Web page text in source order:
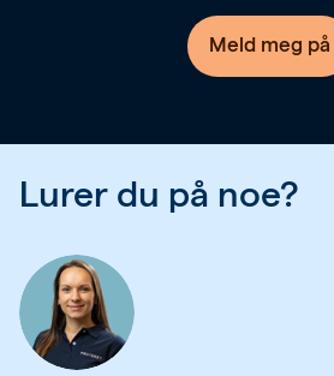
Meld meg på
Lurer du på noe?